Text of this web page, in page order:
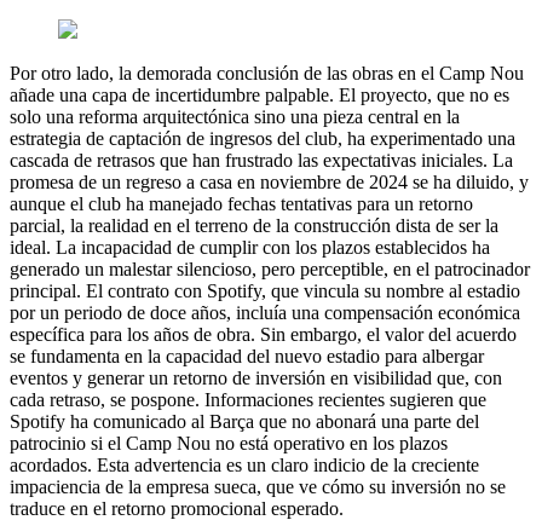
Por otro lado, la demorada conclusión de las obras en el Camp Nou
añade una capa de incertidumbre palpable. El proyecto, que no es
solo una reforma arquitectónica sino una pieza central en la
estrategia de captación de ingresos del club, ha experimentado una
cascada de retrasos que han frustrado las expectativas iniciales. La
promesa de un regreso a casa en noviembre de 2024 se ha diluido, y
aunque el club ha manejado fechas tentativas para un retorno
parcial, la realidad en el terreno de la construcción dista de ser la
ideal. La incapacidad de cumplir con los plazos establecidos ha
generado un malestar silencioso, pero perceptible, en el patrocinador
principal. El contrato con Spotify, que vincula su nombre al estadio
por un periodo de doce años, incluía una compensación económica
específica para los años de obra. Sin embargo, el valor del acuerdo
se fundamenta en la capacidad del nuevo estadio para albergar
eventos y generar un retorno de inversión en visibilidad que, con
cada retraso, se pospone. Informaciones recientes sugieren que
Spotify ha comunicado al Barça que no abonará una parte del
patrocinio si el Camp Nou no está operativo en los plazos
acordados. Esta advertencia es un claro indicio de la creciente
impaciencia de la empresa sueca, que ve cómo su inversión no se
traduce en el retorno promocional esperado.